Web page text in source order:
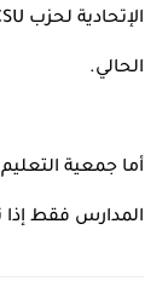
الحالي.
المدارس فقط